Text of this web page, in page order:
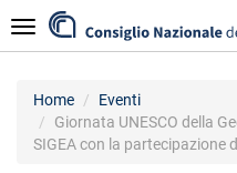
al
contenuto
Navigazione
Home
Eventi
Giornata UNESCO della
SIGEA con la partecipazione